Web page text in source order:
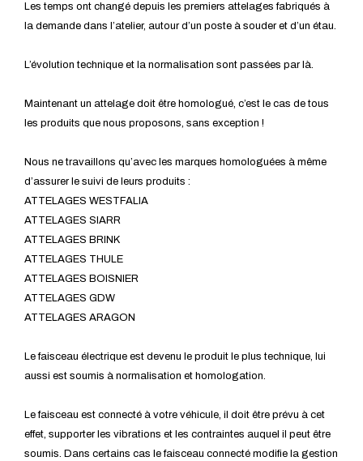
Les temps ont changé depuis les premiers attelages fabriqués à
la demande dans l’atelier, autour d’un poste à souder et d’un étau.
L’évolution technique et la normalisation sont passées par là.
Maintenant un attelage doit être homologué, c’est le cas de tous
les produits que nous proposons, sans exception !
Nous ne travaillons qu’avec les marques homologuées à même
d’assurer le suivi de leurs produits :
ATTELAGES WESTFALIA
ATTELAGES SIARR
ATTELAGES BRINK
ATTELAGES THULE
ATTELAGES BOISNIER
ATTELAGES GDW
ATTELAGES ARAGON
Le faisceau électrique est devenu le produit le plus technique, lui
aussi est soumis à normalisation et homologation.
Le faisceau est connecté à votre véhicule, il doit être prévu à cet
effet, supporter les vibrations et les contraintes auquel il peut être
soumis. Dans certains cas le faisceau connecté modifie la gestion